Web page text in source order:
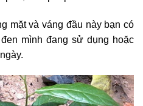
mặt và váng đầu này bạn có
mình đang sử dụng hoặc